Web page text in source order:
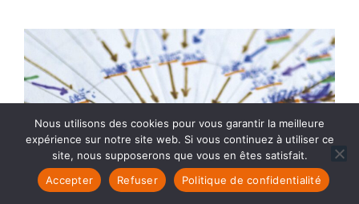
Nous utilisons des cookies pour vous garantir la meilleure
expérience sur notre site web. Si vous continuez à utiliser ce
site, nous supposerons que vous en êtes satisfait.
Accepter
Refuser Politique de confidentialité